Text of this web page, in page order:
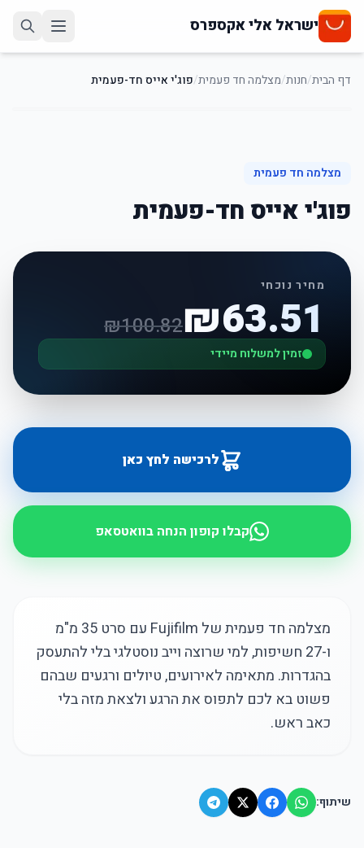
ישראל אלי אקספרס
דף הבית/חנות/מצלמה חד פעמית/פוג'י אייס חד-פעמית
מצלמה חד פעמית
פוג'י אייס חד-פעמית
מחיר נוכחי
₪63.51
₪100.82
זמין למשלוח מיידי
לרכישה לחץ כאן
קבלו קופון הנחה בוואטסאפ
מצלמה חד פעמית של Fujifilm עם סרט 35 מ"מ
ו-27 חשיפות, למי שרוצה וייב נוסטלגי בלי להתעסק
בהגדרות. מתאימה לאירועים, טיולים ורגעים שבהם
פשוט בא לכם לתפוס את הרגע ולצאת מזה בלי
כאב ראש.
שיתוף: